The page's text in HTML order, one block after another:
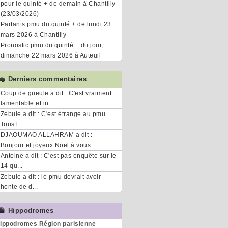
pour le quinté + de demain à Chantilly
(23/03/2026)
Partants pmu du quinté + de lundi 23
mars 2026 à Chantilly
Pronostic pmu du quinté + du jour,
dimanche 22 mars 2026 à Auteuil
Derniers commentaires
Coup de gueule a dit : C'est vraiment
lamentable et in...
Zebule a dit : C'est étrange au pmu.
Tous l...
DJAOUMAO ALLAHRAM a dit :
Bonjour et joyeux Noël à vous...
Antoine a dit : C'est pas enquête sur le
14 qu...
Zebule a dit : le pmu devrait avoir
honte de d...
Hippodromes
Région parisienne